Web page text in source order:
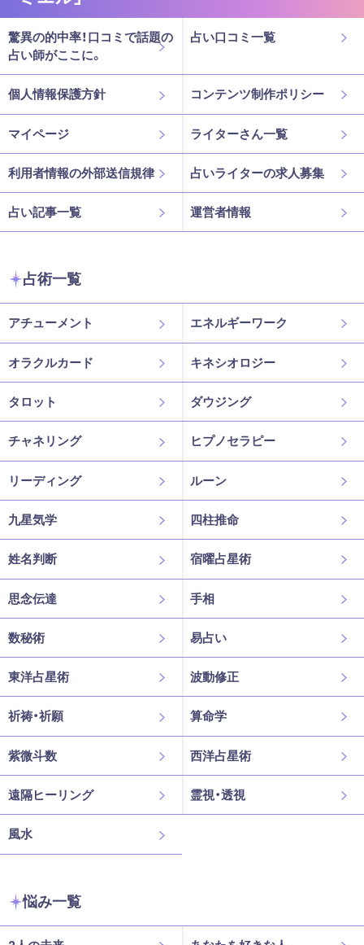
驚異の的中率！口コミで話題の
占い師がここに。
占い口コミ一覧
個人情報保護方針 コンテンツ制作ポリシー
マイページ ライターさん一覧
利用者情報の外部送信規律 占いライターの求人募集
占い記事一覧 運営者情報
占術一覧
アチューメント エネルギーワーク
オラクルカード キネシオロジー
タロット ダウジング
チャネリング ヒプノセラピー
リーディング ルーン
九星気学 四柱推命
姓名判断 宿曜占星術
思念伝達 手相
数秘術 易占い
東洋占星術 波動修正
祈祷・祈願 算命学
紫微斗数 西洋占星術
遠隔ヒーリング 霊視・透視
風水
悩み一覧